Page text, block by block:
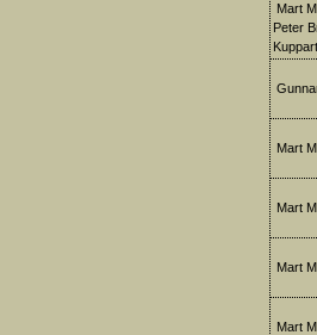
Mart
Peter
Mart
Mart
Mart
Mart